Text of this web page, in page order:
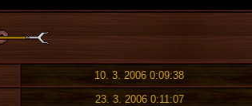
10. 3. 2006 0:09:38
23. 3. 2006 0:11:07